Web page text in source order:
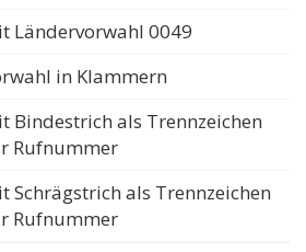
Ländervorwahl 0049
in Klammern
Bindestrich als Trennzeichen
Rufnummer
Schrägstrich als Trennzeichen
Rufnummer